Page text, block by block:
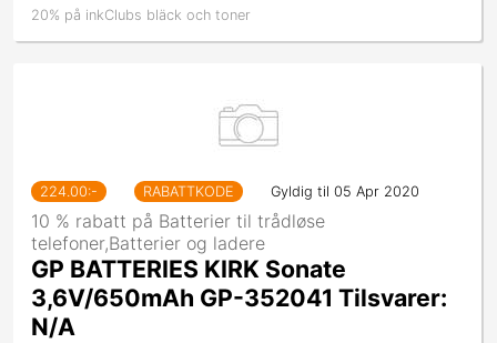
20% på inkClubs bläck och toner
224.00:- RABATTKODE Gyldig til 05 Apr 2020
10 % rabatt på Batterier til trådløse
telefoner,Batterier og ladere
GP BATTERIES KIRK Sonate
3,6V/650mAh GP-352041 Tilsvarer:
N/A